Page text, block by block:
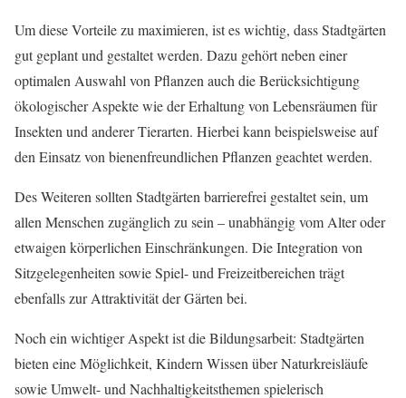
Um diese Vorteile zu maximieren, ist es wichtig, dass Stadtgärten
gut geplant und gestaltet werden. Dazu gehört neben einer
optimalen Auswahl von Pflanzen auch die Berücksichtigung
ökologischer Aspekte wie der Erhaltung von Lebensräumen für
Insekten und anderer Tierarten. Hierbei kann beispielsweise auf
den Einsatz von bienenfreundlichen Pflanzen geachtet werden.
Des Weiteren sollten Stadtgärten barrierefrei gestaltet sein, um
allen Menschen zugänglich zu sein – unabhängig vom Alter oder
etwaigen körperlichen Einschränkungen. Die Integration von
Sitzgelegenheiten sowie Spiel- und Freizeitbereichen trägt
ebenfalls zur Attraktivität der Gärten bei.
Noch ein wichtiger Aspekt ist die Bildungsarbeit: Stadtgärten
bieten eine Möglichkeit, Kindern Wissen über Naturkreisläufe
sowie Umwelt- und Nachhaltigkeitsthemen spielerisch